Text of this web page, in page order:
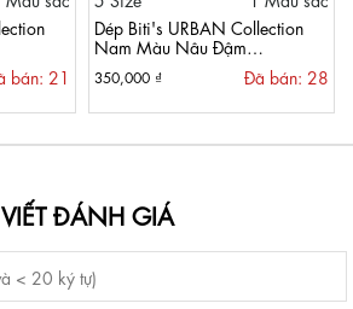
bán: 21
Dép Biti's URBAN Collection
Nam Màu Nâu Đậm
350,000 ₫ Đã bán: 28
VIẾT ĐÁNH GIÁ